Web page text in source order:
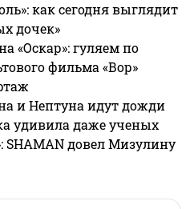
как сегодня выглядит
дочек»
«Оскар»: гуляем по
фильма «Вор»
и Нептуна идут дожди
удивила даже ученых
SHAMAN довел Мизулину